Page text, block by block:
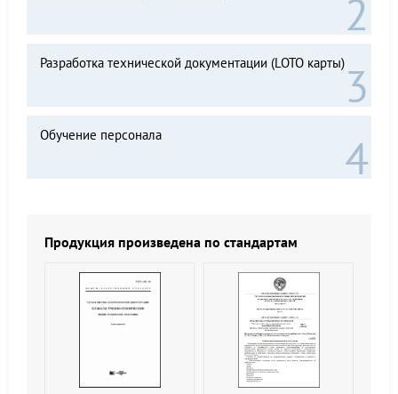
Разработка технической документации (LOTO карты)
Обучение персонала
Продукция произведена по стандартам